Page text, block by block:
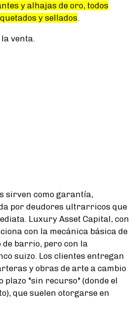
y alhajas de oro, todos
y sellados.
la venta.
sirven como garantía,
por deudores ultrarricos que
Luxury Asset Capital, con
con la mecánica básica de
de barrio, pero con la
suizo. Los clientes entregan
y obras de arte a cambio
plazo "sin recurso" (donde el
que suelen otorgarse en